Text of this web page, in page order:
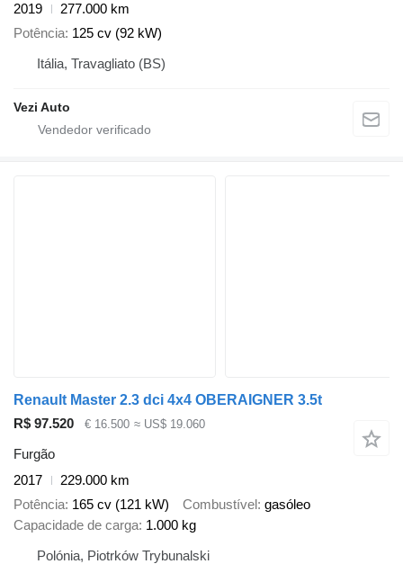
2019
277.000 km
Potência 125 cv (92 kW)
Itália, Travagliato (BS)
Vezi Auto
Renault Master 2.3 dci 4x4 OBERAIGNER 3.5t
R$ 97.520
€ 16.500 ≈ US$ 19.060
Furgão
2017
229.000 km
Potência 165 cv (121 kW) Combustível gasóleo
Capacidade de carga 1.000 kg
Polónia, Piotrków Trybunalski